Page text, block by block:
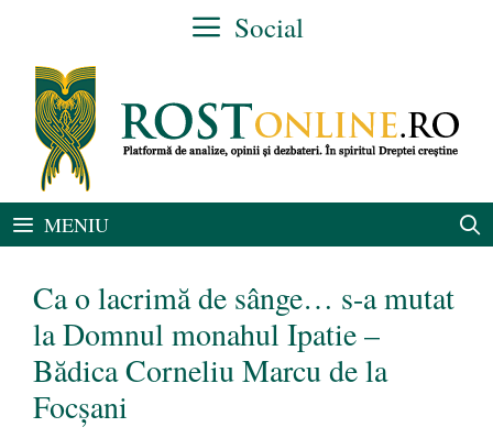
conținut
Social
MENIU
Ca o lacrimă de sânge… s-a mutat
la Domnul monahul Ipatie –
Bădica Corneliu Marcu de la
Focşani